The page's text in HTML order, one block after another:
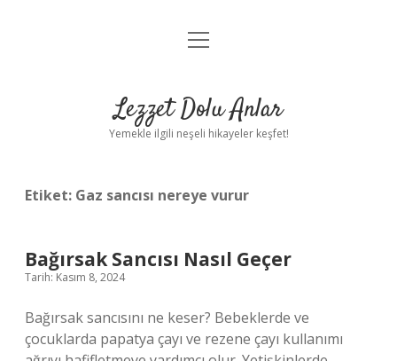
Anasayfa
Yasal Uyarı
menüyü
Lezzet Dolu Anlar
Yemekle ilgili neşeli hikayeler keşfet!
Etiket: Gaz sancısı nereye vurur
Bağırsak Sancısı Nasıl Geçer
Tarih: Kasım 8, 2024
Bağırsak sancısını ne keser? Bebeklerde ve
çocuklarda papatya çayı ve rezene çayı kullanımı